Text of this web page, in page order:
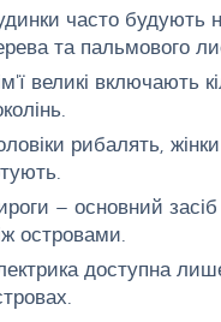
часто будують
та пальмового
великі включають
рибалять,
– основний
островами.
доступна